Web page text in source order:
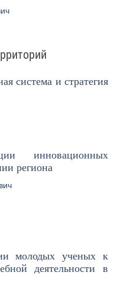
система и стратегия
инновационных
региона
молодых ученых к
деятельности в